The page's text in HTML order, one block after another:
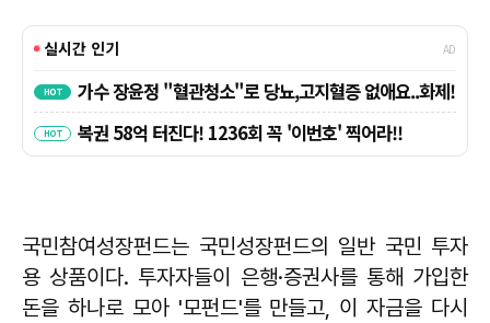
국민참여성장펀드는 국민성장펀드의 일반 국민 투자
용 상품이다. 투자자들이 은행·증권사를 통해 가입한
돈을 하나로 모아 '모펀드'를 만들고, 이 자금을 다시